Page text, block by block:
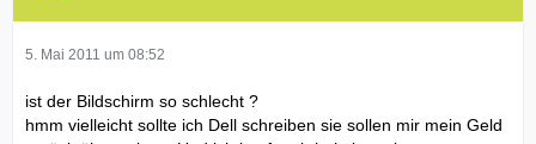
5. Mai 2011 um 08:52
ist der Bildschirm so schlecht ?
hmm vielleicht sollte ich Dell schreiben sie sollen mir mein Geld